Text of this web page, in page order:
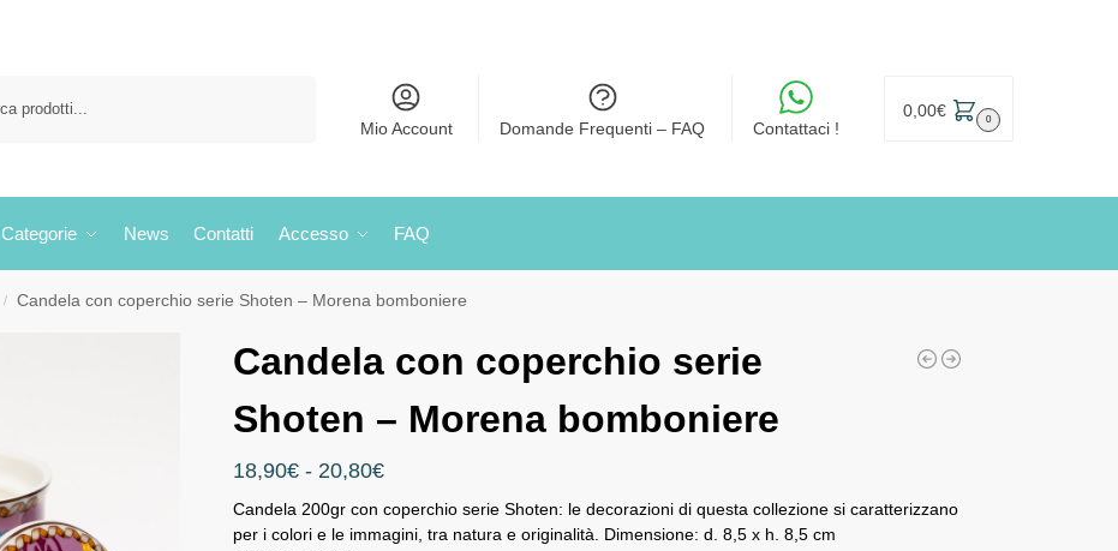
Mio Account Domande Frequenti – FAQ Contattaci !
0,00€ 0
Categorie News Contatti Accesso FAQ
/ Candela con coperchio serie Shoten – Morena bomboniere
Candela con coperchio serie
Shoten – Morena bomboniere
18,90€ - 20,80€
Candela 200gr con coperchio serie Shoten: le decorazioni di questa collezione si caratterizzano
per i colori e le immagini, tra natura e originalità. Dimensione: d. 8,5 x h. 8,5 cm